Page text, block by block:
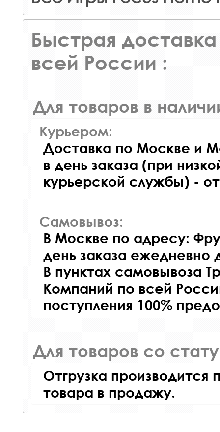
Быстрая доставка
всей России :
Для товаров в
Курьером:
Доставка по Москве и
в день заказа (при
курьерской службы) -
Самовывоз:
В Москве по адресу:
день заказа ежедневно
В пунктах самовывоза
Компаний по всей
поступления 100%
Для товаров со
Отгрузка производится
товара в продажу.